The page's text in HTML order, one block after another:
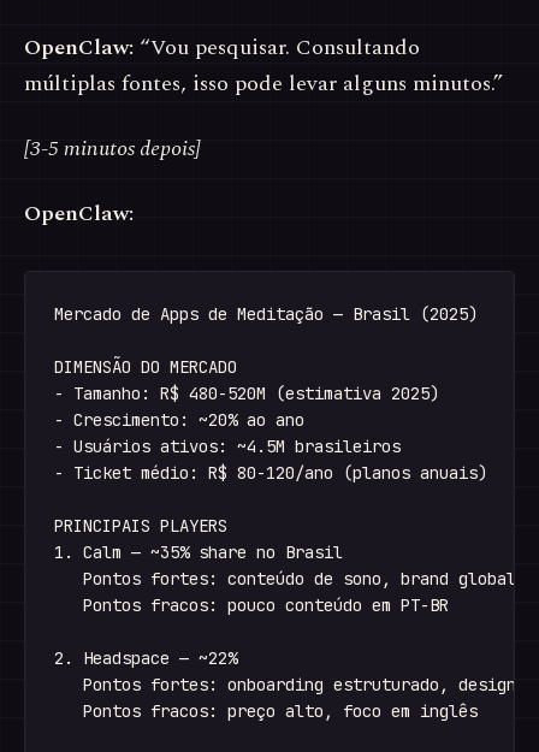
OpenClaw: “Vou pesquisar. Consultando
múltiplas fontes, isso pode levar alguns minutos.”
[3-5 minutos depois]
OpenClaw:
Mercado de Apps de Meditação — Brasil (2025)
DIMENSÃO DO MERCADO
- Tamanho: R$ 480-520M (estimativa 2025)
- Crescimento: ~20% ao ano
- Usuários ativos: ~4.5M brasileiros
- Ticket médio: R$ 80-120/ano (planos anuais)
PRINCIPAIS PLAYERS
1. Calm — ~35% share no Brasil
   Pontos fortes: conteúdo de sono, brand global
   Pontos fracos: pouco conteúdo em PT-BR
2. Headspace — ~22%
   Pontos fortes: onboarding estruturado, design
   Pontos fracos: preço alto, foco em inglês